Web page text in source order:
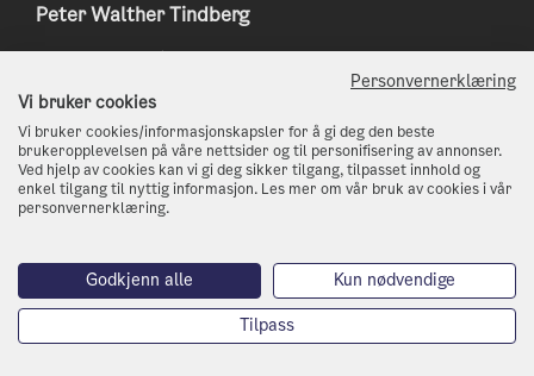
Peter Walther Tindberg
Epost:peter.tindberg@osloskolen.no
www.klimaoslo.no
postmottak@kli.oslo.kommune.no
http://www.oslo.kommune.no
Personvernerklæring
Vi bruker cookies
Vi bruker cookies/informasjonskapsler for å gi deg den beste
brukeropplevelsen på våre nettsider og til personifisering av annonser.
Ved hjelp av cookies kan vi gi deg sikker tilgang, tilpasset innhold og
enkel tilgang til nyttig informasjon. Les mer om vår bruk av cookies i vår
personvernerklæring.
Godkjenn alle
Kun nødvendige
Tilpass